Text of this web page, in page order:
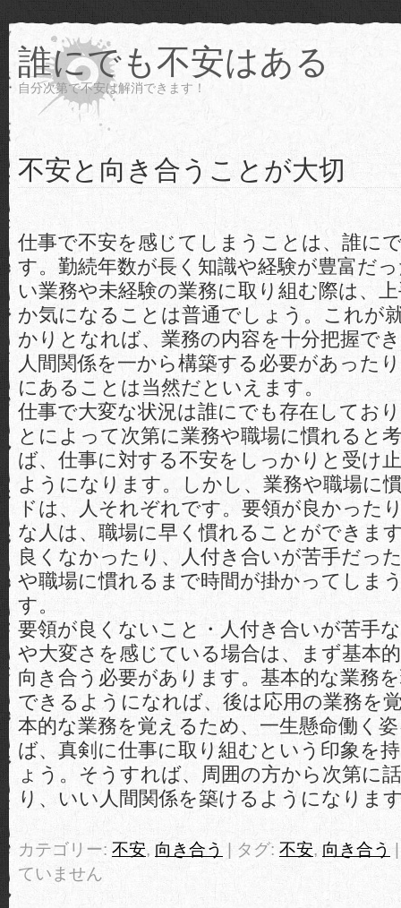
誰にでも不安はある
自分次第で不安は解消できます！
不安と向き合うことが大切
仕事で不安を感じてしまうことは、誰に
す。勤続年数が長く知識や経験が豊富だ
い業務や未経験の業務に取り組む際は、
か気になることは普通でしょう。これが
かりとなれば、業務の内容を十分把握で
人間関係を一から構築する必要があった
にあることは当然だといえます。
仕事で大変な状況は誰にでも存在してお
とによって次第に業務や職場に慣れると
ば、仕事に対する不安をしっかりと受け
ようになります。しかし、業務や職場に
ドは、人それぞれです。要領が良かった
な人は、職場に早く慣れることができま
良くなかったり、人付き合いが苦手だっ
や職場に慣れるまで時間が掛かってしま
す。
要領が良くないこと・人付き合いが苦手
や大変さを感じている場合は、まず基本
向き合う必要があります。基本的な業務
できるようになれば、後は応用の業務を
本的な業務を覚えるため、一生懸命働く
ば、真剣に仕事に取り組むという印象を
ょう。そうすれば、周囲の方から次第に
り、いい人間関係を築けるようになりま
カテゴリー: 不安, 向き合う | タグ: 不安, 向き合う
ていません